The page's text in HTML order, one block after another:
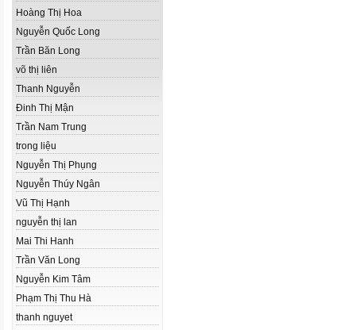
Hoàng Thị Hoa
Nguyễn Quốc Long
Trần Băn Long
võ thị liên
Thanh Nguyễn
Đinh Thị Mận
Trần Nam Trung
trong liệu
Nguyễn Thị Phụng
Nguyễn Thúy Ngân
Vũ Thị Hạnh
nguyễn thị lan
Mai Thi Hanh
Trần Văn Long
Nguyễn Kim Tâm
Phạm Thị Thu Hà
thanh nguyet